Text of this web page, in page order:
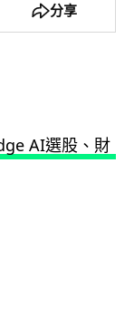
分享